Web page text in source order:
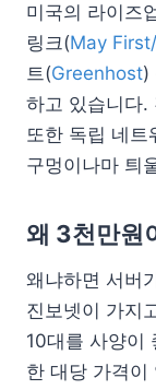
미국의 라이즈
링크(May
트(Greenhost)
하고 있습니다.
또한 독립 네트
구멍이나마 틔
왜 3천만원
왜냐하면 서버
진보넷이 가지
10대를 사양이
한 대당 가격